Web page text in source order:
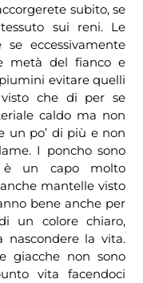
subito, se
sui reni. Le
eccessivamente
metà del fianco e
evitare quelli
che di per se
caldo ma non
un po’ di più e non
I poncho sono
un capo molto
mantelle visto
bene anche per
un colore chiaro,
nascondere la vita.
giacche non sono
vita facendoci